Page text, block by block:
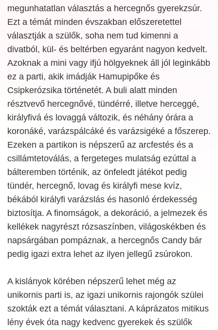
megunhatatlan választás a hercegnős gyerekzsúr.
Ezt a témát minden évszakban előszeretettel
választják a szülők, soha nem tud kimenni a
divatból, kül- és beltérben egyaránt nagyon kedvelt.
Azoknak a mini vagy ifjú hölgyeknek áll jól leginkább
ez a parti, akik imádják Hamupipőke és
Csipkerózsika történetét. A buli alatt minden
résztvevő hercegnővé, tündérré, illetve herceggé,
királyfivá és lovaggá változik, és néhány órára a
koronáké, varázspálcáké és varázsigéké a főszerep.
Ezeken a partikon is népszerű az arcfestés és a
csillámtetoválás, a fergeteges mulatság ezúttal a
bálteremben történik, az önfeledt játékot pedig
tündér, hercegnő, lovag és királyfi mese kvíz,
békából királyfi varázslás és hasonló érdekesség
biztosítja. A finomságok, a dekoráció, a jelmezek és
kellékek nagyrészt rózsaszínben, világoskékben és
napsárgában pompáznak, a hercegnős Candy bár
pedig igazi extra lehet az ilyen jellegű zsúrokon.
A kislányok körében népszerű lehet még az
unikornis parti is, az igazi unikornis rajongók szülei
szokták ezt a témát választani. A káprázatos mitikus
lény évek óta nagy kedvenc gyerekek és szülők